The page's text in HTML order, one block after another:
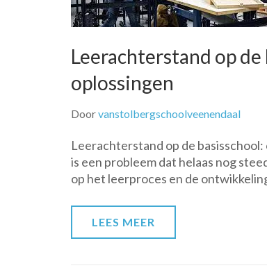
Leerachterstand op
oplossingen
Doorvanstolbergschoolveenendaal
Leerachterstand op de
is een probleem dat helaas nog
op het leerproces en de
LEES MEER